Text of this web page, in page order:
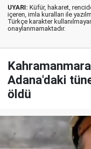
UYARI: Küfür, hakaret,
içeren, imla kuralları ile
Türkçe karakter
onaylanmamaktadır.
Adana'daki
öldü